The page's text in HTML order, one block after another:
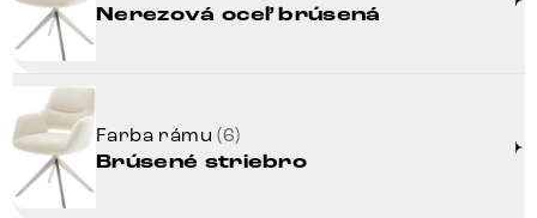
Nerezová oceľ brúsená
Farba rámu(6)
Brúsené striebro